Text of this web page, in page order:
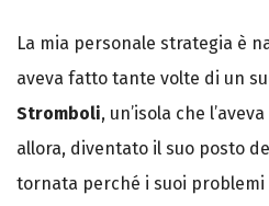
La mia personale strategia è
aveva fatto tante volte di un
Stromboli, un’isola che
allora, diventato il suo posto
tornata perché i suoi problemi